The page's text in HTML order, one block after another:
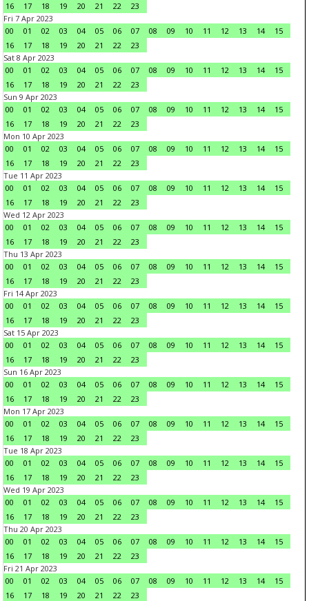
16
17 18 19 20 21 22
23
Fri 7 Apr 2023
00
01 02 03 04 05 06 07 08 09 10 11 12 13 14
15
16
17 18 19 20 21 22
23
Sat 8 Apr 2023
00
01 02 03 04 05 06 07 08 09 10 11 12 13 14
15
16
17 18 19 20 21 22
23
Sun 9 Apr 2023
00
01 02 03 04 05 06 07 08 09 10 11 12 13 14
15
16
17 18 19 20 21 22
23
Mon 10 Apr 2023
00
01 02 03 04 05 06 07 08 09 10 11 12 13 14
15
16
17 18 19 20 21 22
23
Tue 11 Apr 2023
00
01 02 03 04 05 06 07 08 09 10 11 12 13 14
15
16
17 18 19 20 21 22
23
Wed 12 Apr 2023
00
01 02 03 04 05 06 07 08 09 10 11 12 13 14
15
16
17 18 19 20 21 22
23
Thu 13 Apr 2023
00
01 02 03 04 05 06 07 08 09 10 11 12 13 14
15
16
17 18 19 20 21 22
23
Fri 14 Apr 2023
00
01 02 03 04 05 06 07 08 09 10 11 12 13 14
15
16
17 18 19 20 21 22
23
Sat 15 Apr 2023
00
01 02 03 04 05 06 07 08 09 10 11 12 13 14
15
16
17 18 19 20 21 22
23
Sun 16 Apr 2023
00
01 02 03 04 05 06 07 08 09 10 11 12 13 14
15
16
17 18 19 20 21 22
23
Mon 17 Apr 2023
00
01 02 03 04 05 06 07 08 09 10 11 12 13 14
15
16
17 18 19 20 21 22
23
Tue 18 Apr 2023
00
01 02 03 04 05 06 07 08 09 10 11 12 13 14
15
16
17 18 19 20 21 22
23
Wed 19 Apr 2023
00
01 02 03 04 05 06 07 08 09 10 11 12 13 14
15
16
17 18 19 20 21 22
23
Thu 20 Apr 2023
00
01 02 03 04 05 06 07 08 09 10 11 12 13 14
15
16
17 18 19 20 21 22
23
Fri 21 Apr 2023
00
01 02 03 04 05 06 07 08 09 10 11 12 13 14
15
16
17 18 19 20 21 22
23